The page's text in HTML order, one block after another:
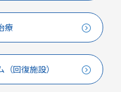
療
回復施設）